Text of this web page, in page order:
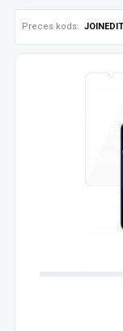
Preces kods: